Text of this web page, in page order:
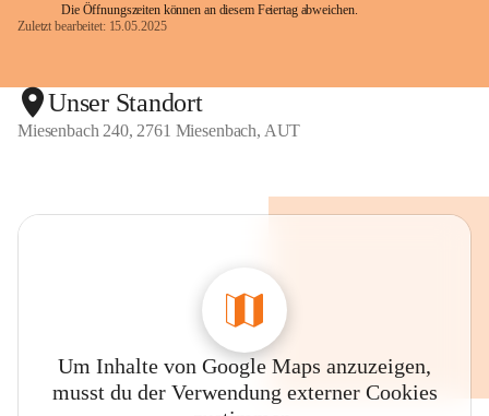
Die Öffnungszeiten können an diesem Feiertag abweichen.
Zuletzt bearbeitet: 15.05.2025
Unser Standort
Miesenbach 240, 2761 Miesenbach, AUT
Um Inhalte von Google Maps anzuzeigen,
musst du der Verwendung externer Cookies